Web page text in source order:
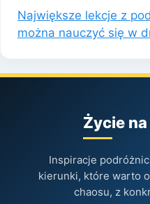
Największe lekcje z
można nauczyć się w
Życie
Inspiracje
kierunki, które warto
chaosu, z